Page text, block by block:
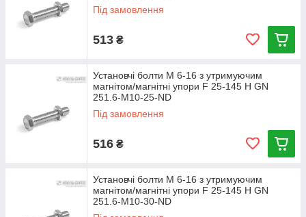
Під замовлення
513 ₴
Установчі болти М 6-16 з утримуючим
магнітом/магнітні упори F 25-145 Н GN
251.6-M10-25-ND
Під замовлення
516 ₴
Установчі болти М 6-16 з утримуючим
магнітом/магнітні упори F 25-145 Н GN
251.6-M10-30-ND